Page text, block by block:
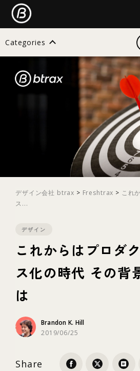
Categories
検索
すべて
デザイ
イノベー
テクノロ
デザイン会社 btrax > Freshtrax > これ
ス...
デザイン
これからはプロダ
ス化の時代 その背
は
Brandon K. Hill
2019/06/25
Share